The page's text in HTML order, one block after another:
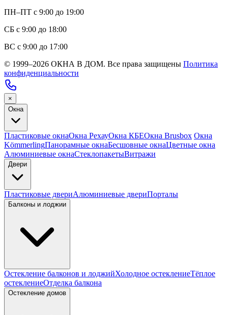
ПН–ПТ с 9:00 до 19:00
СБ с 9:00 до 18:00
ВС с 9:00 до 17:00
© 1999–2026 ОКНА В ДОМ. Все права защищены Политика
конфиденциальности
×
Окна
Пластиковые окнаОкна РехауОкна КБЕОкна Brusbox Окна
KömmerlingПанорамные окнаБесшовные окнаЦветные окна
Алюминиевые окнаСтеклопакетыВитражи
Двери
Пластиковые двериАлюминиевые двериПорталы
Балконы и лоджии
Остекление балконов и лоджийХолодное остеклениеТёплое
остеклениеОтделка балкона
Остекление домов